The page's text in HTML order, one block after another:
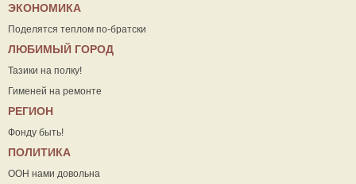
ЭКОНОМИКА
Поделятся теплом по-братски
ЛЮБИМЫЙ ГОРОД
Тазики на полку!
Гименей на ремонте
РЕГИОН
Фонду быть!
ПОЛИТИКА
ООН нами довольна